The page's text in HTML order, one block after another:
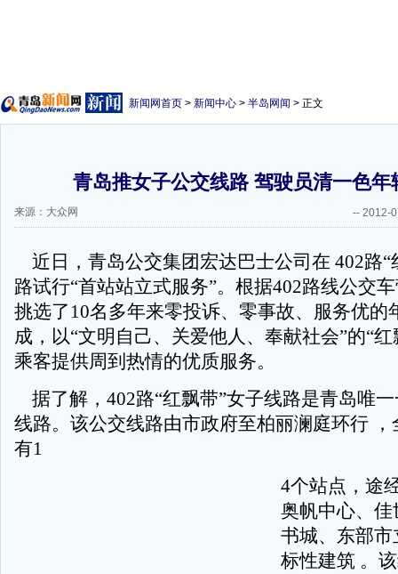
新闻网首页 > 新闻中心 > 半岛网闻 > 正文
青岛推女子公交线路 驾驶员清一色年
来源：大众网 -- 2012-
近日，青岛公交集团宏达巴士公司在 402路“
路试行“首站站立式服务”。根据402路线公交
挑选了10名多年来零投诉、零事故、服务优的
成，以“文明自己、关爱他人、奉献社会”的“
乘客提供周到热情的优质服务。
据了解，402路“红飘带”女子线路是青岛唯
线路。该公交线路由市政府至柏丽澜庭环行 ，
有1
4个站点，途
奥帆中心、
书城、东部
标性建筑 。